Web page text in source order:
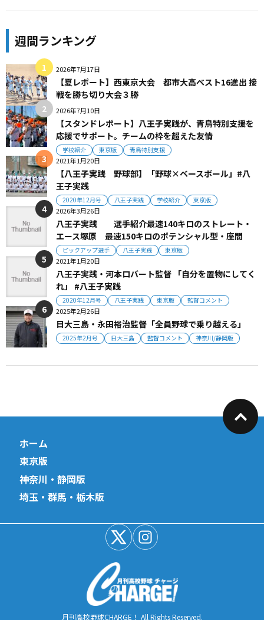
週間ランキング
2026年7月17日
【夏レポート】西東京大会 都市大高ベスト16進出 接
戦を勝ち切り大会３勝
2026年7月10日
【スタンドレポート】八王子実践が、青鳥特別支援を
応援でサポート。チームの枠を超えた友情
学校紹介 東京版 青鳥特別支援
2021年1月20日
【八王子実践 野球部】「野球×ベースボール」#八
王子実践
2020年12月号 八王子実践 学校紹介 東京版
2026年3月26日
八王子実践 選手紹介最速140キロのストレート・
エース塚原 最速150キロのポテンシャル型・座間
ピックアップ選手 八王子実践 東京版
2021年1月20日
八王子実践・河本ロバート監督 「自分を置物にしてく
れ」 #八王子実践
2020年12月号 八王子実践 東京版 監督コメント
2025年2月26日
日大三島・永田裕治監督「全員野球で乗り越える」
2025年2月号 日大三島 監督コメント 神奈川/静岡版
ホーム
東京版
神奈川・静岡版
埼玉・群馬・栃木版
月刊高校野球CHARGE！ All Rights Reserved.